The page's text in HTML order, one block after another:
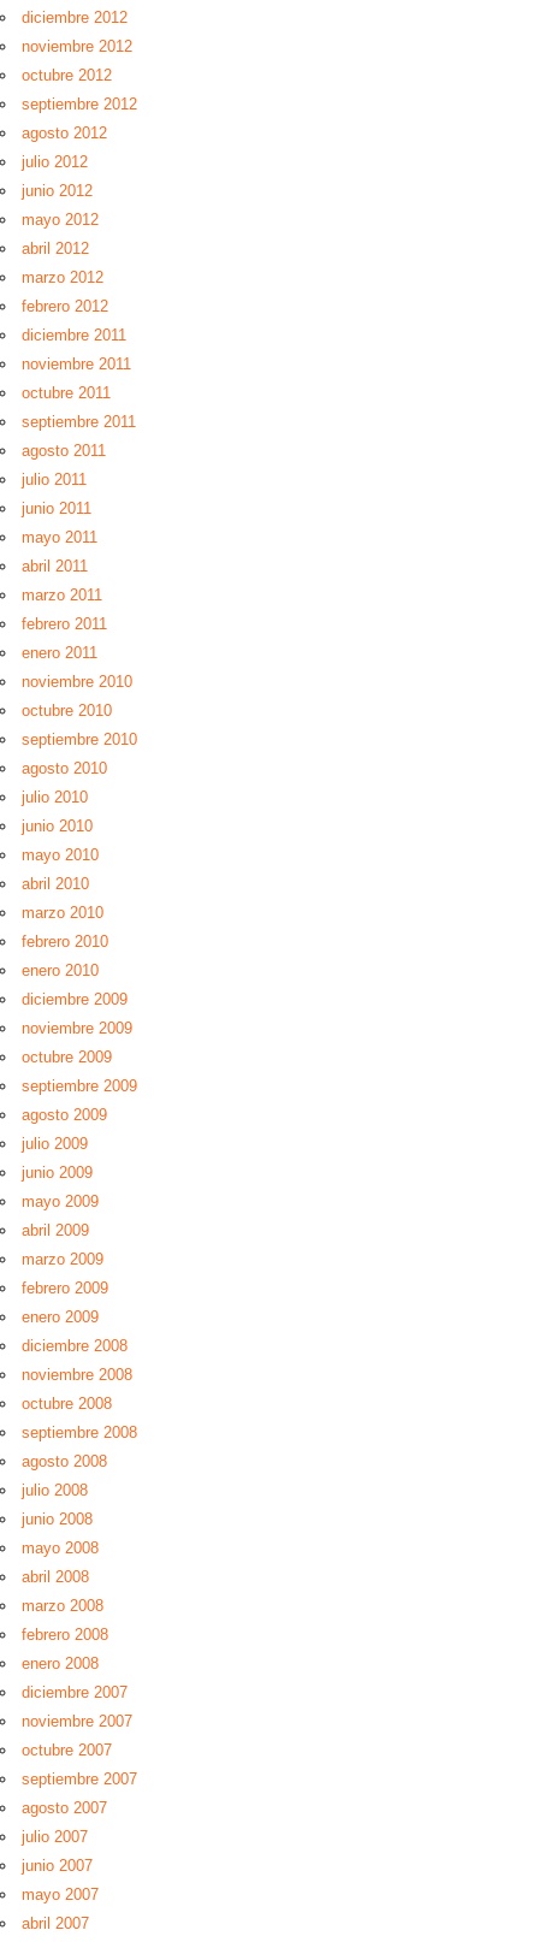
diciembre 2012
noviembre 2012
octubre 2012
septiembre 2012
agosto 2012
julio 2012
junio 2012
mayo 2012
abril 2012
marzo 2012
febrero 2012
diciembre 2011
noviembre 2011
octubre 2011
septiembre 2011
agosto 2011
julio 2011
junio 2011
mayo 2011
abril 2011
marzo 2011
febrero 2011
enero 2011
noviembre 2010
octubre 2010
septiembre 2010
agosto 2010
julio 2010
junio 2010
mayo 2010
abril 2010
marzo 2010
febrero 2010
enero 2010
diciembre 2009
noviembre 2009
octubre 2009
septiembre 2009
agosto 2009
julio 2009
junio 2009
mayo 2009
abril 2009
marzo 2009
febrero 2009
enero 2009
diciembre 2008
noviembre 2008
octubre 2008
septiembre 2008
agosto 2008
julio 2008
junio 2008
mayo 2008
abril 2008
marzo 2008
febrero 2008
enero 2008
diciembre 2007
noviembre 2007
octubre 2007
septiembre 2007
agosto 2007
julio 2007
junio 2007
mayo 2007
abril 2007